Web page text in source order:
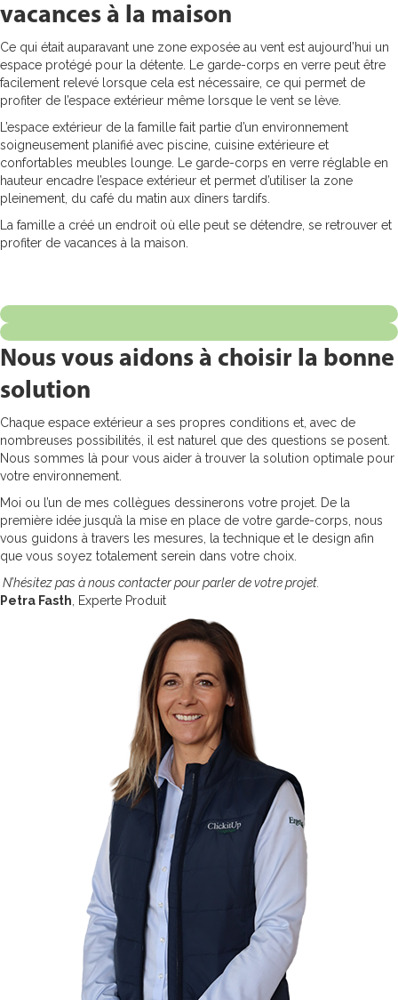
vacances à la maison
Ce qui était auparavant une zone exposée au vent est aujourd’hui un
espace protégé pour la détente. Le garde-corps en verre peut être
facilement relevé lorsque cela est nécessaire, ce qui permet de
profiter de l’espace extérieur même lorsque le vent se lève.
L’espace extérieur de la famille fait partie d’un environnement
soigneusement planifié avec piscine, cuisine extérieure et
confortables meubles lounge. Le garde-corps en verre réglable en
hauteur encadre l’espace extérieur et permet d’utiliser la zone
pleinement, du café du matin aux dîners tardifs.
La famille a créé un endroit où elle peut se détendre, se retrouver et
profiter de vacances à la maison.
Nous vous aidons à choisir la bonne
solution
Chaque espace extérieur a ses propres conditions et, avec de
nombreuses possibilités, il est naturel que des questions se posent.
Nous sommes là pour vous aider à trouver la solution optimale pour
votre environnement.
Moi ou l’un de mes collègues dessinerons votre projet. De la
première idée jusqu’à la mise en place de votre garde-corps, nous
vous guidons à travers les mesures, la technique et le design afin
que vous soyez totalement serein dans votre choix.
N’hésitez pas à nous contacter pour parler de votre projet.
Petra Fasth , Experte Produit